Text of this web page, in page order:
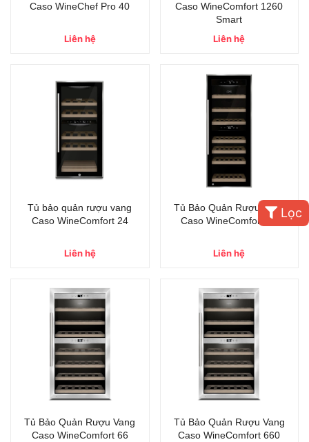
Caso WineChef Pro 40
Liên hệ
Caso WineComfort 1260
Smart
Liên hệ
Tủ bảo quản rượu vang
Caso WineComfort 24
Liên hệ
Tủ Bảo Quản Rượu Vang
Caso WineComfort 38
Liên hệ
Tủ Bảo Quản Rượu Vang
Caso WineComfort 66
Tủ Bảo Quản Rượu Vang
Caso WineComfort 660
Lọc